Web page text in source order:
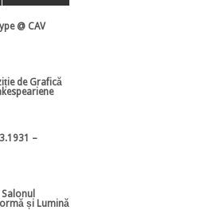
@ CAV
de Grafică
–
și Lumină